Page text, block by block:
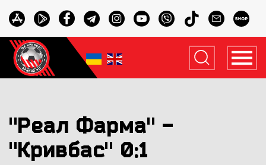
"Реал Фарма" -
"Кривбас" 0:1